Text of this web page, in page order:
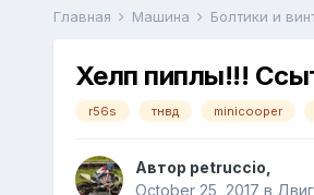
Главная Машина Болтики и
Хелп пиплы!!!
r56s тнвд minicooper
Автор petruccio
October 25, 2017 в